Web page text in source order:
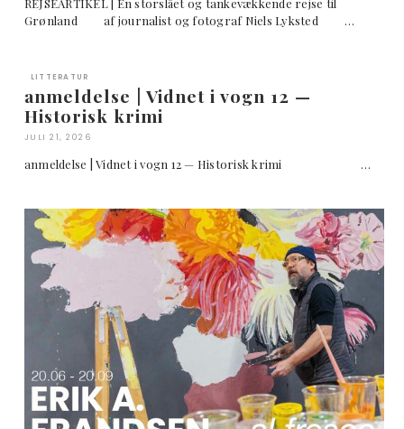
Grønland af journalist og fotograf Niels Lyksted …
LITTERATUR
anmeldelse | Vidnet i vogn 12 —
Historisk krimi
JULI 21, 2026
anmeldelse | Vidnet i vogn 12 — Historisk krimi …